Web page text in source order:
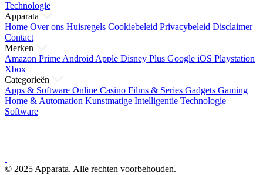
Technologie
Apparata
Home Over ons Huisregels Cookiebeleid Privacybeleid Disclaimer
Contact
Merken
Amazon Prime Android Apple Disney Plus Google iOS Playstation
Xbox
Categorieën
Apps & Software Online Casino Films & Series Gadgets Gaming
Home & Automation Kunstmatige Intelligentie Technologie
Software
© 2025 Apparata. Alle rechten voorbehouden.